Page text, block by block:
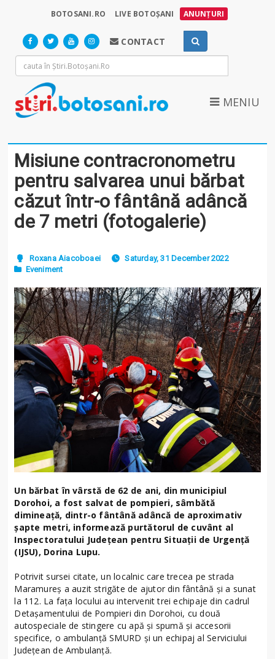
BOTOSANI.RO LIVE BOTOȘANI ANUNȚURI
CONTACT
MENIU
Misiune contracronometru
pentru salvarea unui bărbat
căzut într-o fântână adâncă
de 7 metri (fotogalerie)
Roxana Aiacoboaei
Saturday, 31 December 2022
Eveniment
Un bărbat în vârstă de 62 de ani, din municipiul
Dorohoi, a fost salvat de pompieri, sâmbătă
dimineață, dintr-o fântână adâncă de aproximativ
șapte metri, informează purtătorul de cuvânt al
Inspectoratului Județean pentru Situații de Urgență
(IJSU), Dorina Lupu.
Potrivit sursei citate, un localnic care trecea pe strada
Maramureș a auzit strigăte de ajutor din fântână și a sunat
la 112. La fața locului au intervenit trei echipaje din cadrul
Detașamentului de Pompieri din Dorohoi, cu două
autospeciale de stingere cu apă și spumă și accesorii
specifice, o ambulanță SMURD și un echipaj al Serviciului
Județean de Ambulanță.